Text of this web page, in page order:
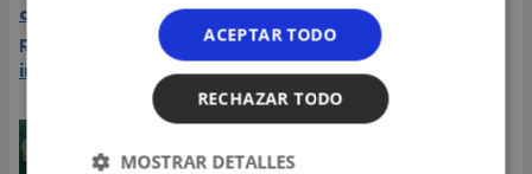
carrera y llega a Lima en
plena consagración
internacional
la salsa le expresaron su
apoyo a Naldy Saldaña
ACEPTAR TODO
RECHAZAR TODO
MOSTRAR DETALLES